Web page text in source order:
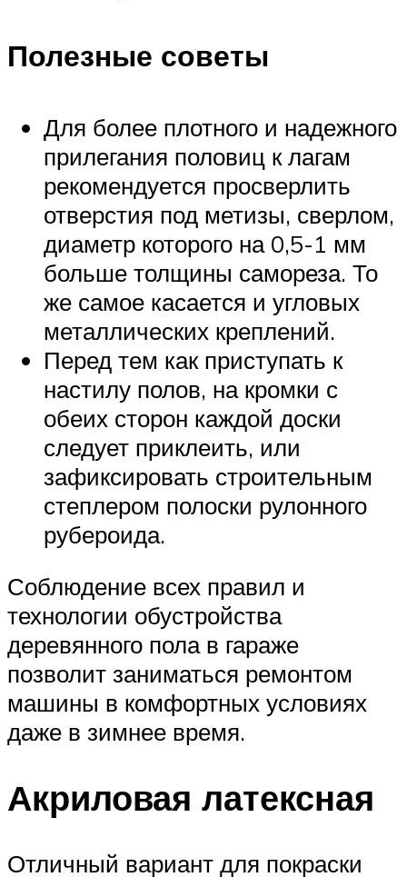
Полезные советы
Для более плотного и надежного
прилегания половиц к лагам
рекомендуется просверлить
отверстия под метизы, сверлом,
диаметр которого на 0,5-1 мм
больше толщины самореза. То
же самое касается и угловых
металлических креплений.
Перед тем как приступать к
настилу полов, на кромки с
обеих сторон каждой доски
следует приклеить, или
зафиксировать строительным
степлером полоски рулонного
рубероида.
Соблюдение всех правил и
технологии обустройства
деревянного пола в гараже
позволит заниматься ремонтом
машины в комфортных условиях
даже в зимнее время.
Акриловая латексная
Отличный вариант для покраски